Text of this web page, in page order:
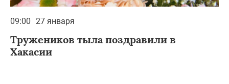
09:00 27 января
Тружеников тыла поздравили в
Хакасии